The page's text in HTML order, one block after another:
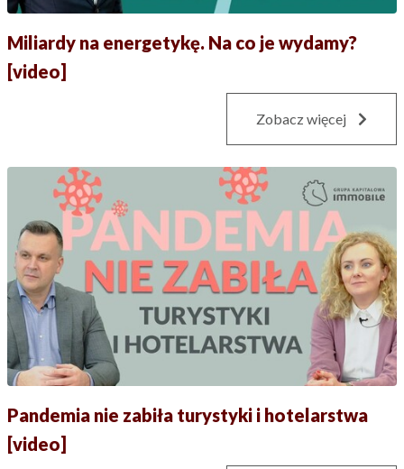
Miliardy na energetykę. Na co je wydamy?
[video]
Zobacz więcej
Pandemia nie zabiła turystyki i hotelarstwa
[video]